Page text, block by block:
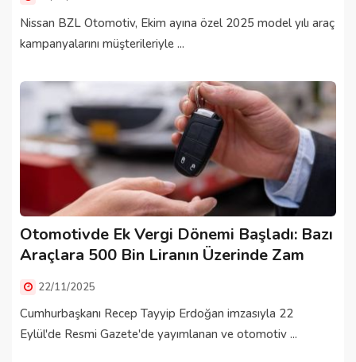
Nissan BZL Otomotiv, Ekim ayına özel 2025 model yılı araç
kampanyalarını müşterileriyle ...
Otomotivde Ek Vergi Dönemi Başladı: Bazı
Araçlara 500 Bin Liranın Üzerinde Zam
22/11/2025
Cumhurbaşkanı Recep Tayyip Erdoğan imzasıyla 22
Eylül'de Resmi Gazete'de yayımlanan ve otomotiv ...